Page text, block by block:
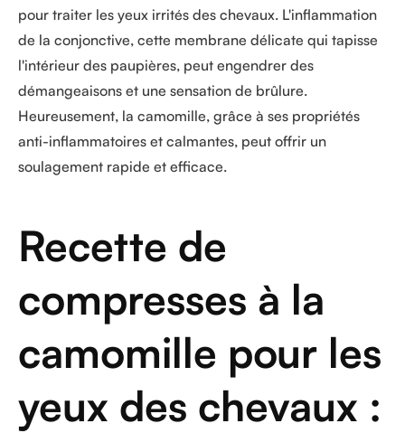
pour traiter les yeux irrités des chevaux. L'inflammation
de la conjonctive, cette membrane délicate qui tapisse
l'intérieur des paupières, peut engendrer des
démangeaisons et une sensation de brûlure.
Heureusement, la camomille, grâce à ses propriétés
anti-inflammatoires et calmantes, peut offrir un
soulagement rapide et efficace.
Recette de
compresses à la
camomille pour les
yeux des chevaux :